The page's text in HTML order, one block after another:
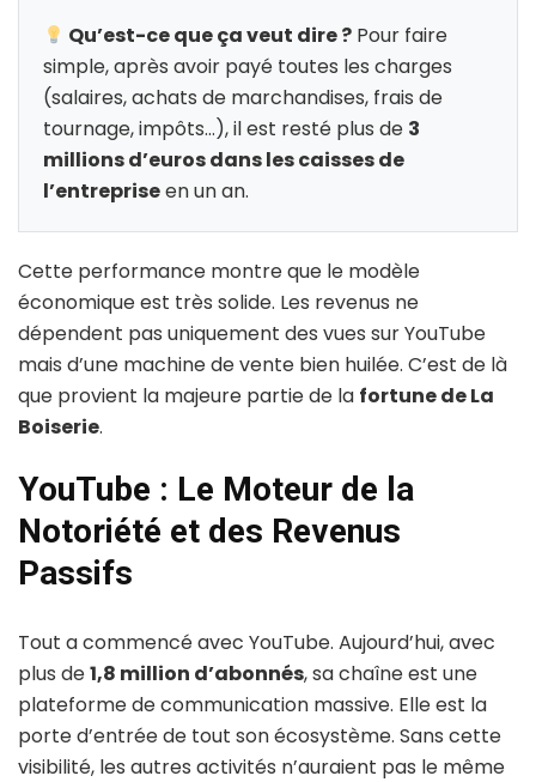
Qu’est-ce que ça veut dire ? Pour faire
simple, après avoir payé toutes les charges
(salaires, achats de marchandises, frais de
tournage, impôts…), il est resté plus de 3
millions d’euros dans les caisses de
l’entrepriseen un an.
Cette performance montre que le modèle
économique est très solide. Les revenus ne
dépendent pas uniquement des vues sur YouTube
mais d’une machine de vente bien huilée. C’est de là
que provient la majeure partie de la fortune de La
Boiserie.
YouTube : Le Moteur de la
Notoriété et des Revenus
Passifs
Tout a commencé avec YouTube. Aujourd’hui, avec
plus de1,8 million d’abonnés, sa chaîne est une
plateforme de communication massive. Elle est la
porte d’entrée de tout son écosystème. Sans cette
visibilité, les autres activités n’auraient pas le même